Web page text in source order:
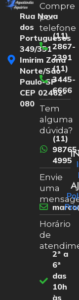
Rua Nova
dos
Portugueses
349/351
Imirim Zona
Norte/São
Paulo-SP
CEP 02462-
080
Compre
por
telefone
(11)
2867-
2391
(11)
3445-
6666
Tem
alguma
dúvida?
(11)
4995
Envie
uma
Horário
de
2ª a
6ª
das
10h
às